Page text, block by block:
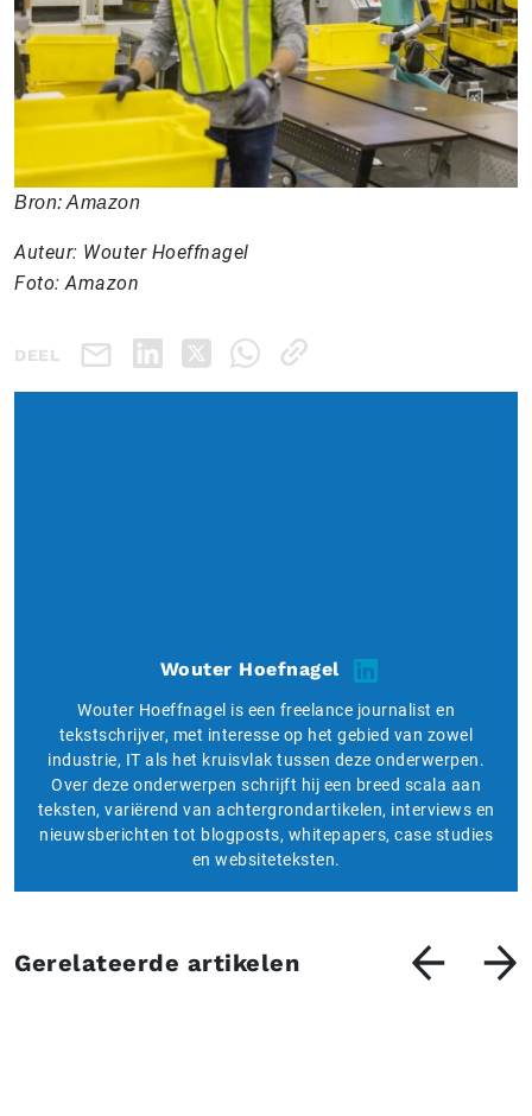
Bron: Amazon
Auteur: Wouter Hoeffnagel
Foto: Amazon
DEEL
Wouter Hoefnagel
Wouter Hoeffnagel is een freelance journalist en
tekstschrijver, met interesse op het gebied van zowel
industrie, IT als het kruisvlak tussen deze onderwerpen.
Over deze onderwerpen schrijft hij een breed scala aan
teksten, variërend van achtergrondartikelen, interviews en
nieuwsberichten tot blogposts, whitepapers, case studies
en websiteteksten.
Gerelateerde artikelen